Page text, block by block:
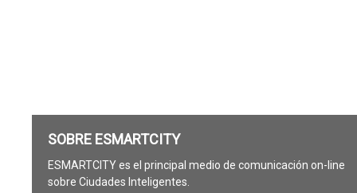
SOBRE ESMARTCITY
ESMARTCITY es el principal medio de comunicación on-line
sobre Ciudades Inteligentes.